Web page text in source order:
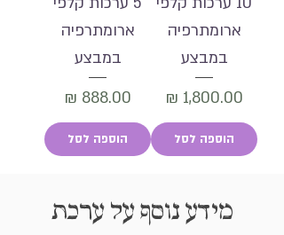
ארומתרפיה
במבצע
מחיר
הוספה לסל
ארומתרפיה
במבצע
מחיר
הוספה לסל
מידע נוסף על ערכת